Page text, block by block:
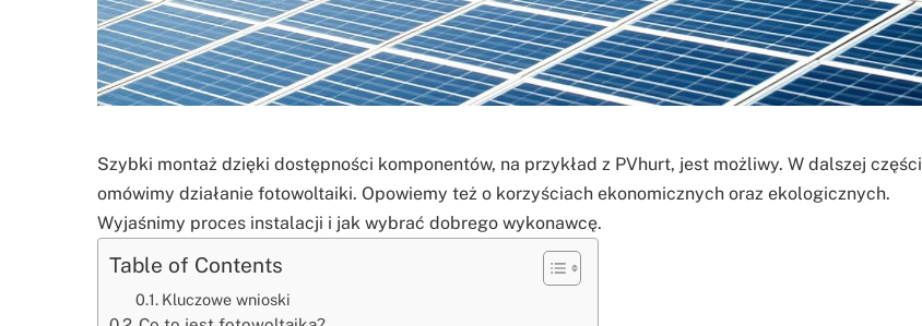
Szybki montaż dzięki dostępności komponentów, na przykład z PVhurt, jest możliwy. W dalszej części
omówimy działanie fotowoltaiki. Opowiemy też o korzyściach ekonomicznych oraz ekologicznych.
Wyjaśnimy proces instalacji i jak wybrać dobrego wykonawcę.
Table of Contents
Kluczowe wnioski